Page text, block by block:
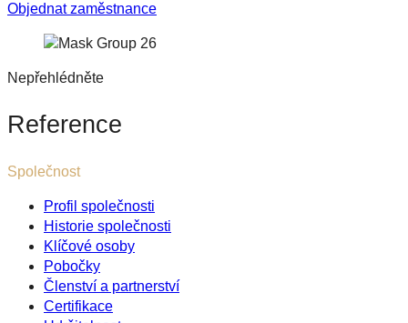
Objednat zaměstnance
Nepřehlédněte
Reference
Společnost
Profil společnosti
Historie společnosti
Klíčové osoby
Pobočky
Členství a partnerství
Certifikace